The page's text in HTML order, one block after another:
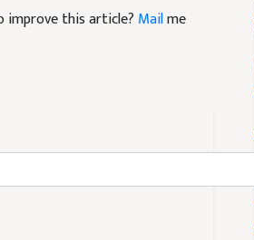
improve this article? Mailme